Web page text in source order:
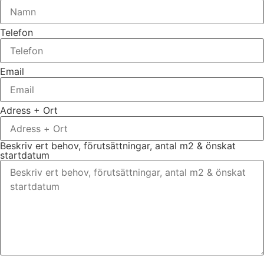
Telefon
Email
Adress + Ort
Beskriv ert behov, förutsättningar, antal m2 & önskat
startdatum